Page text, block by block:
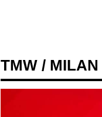
TMW / MILAN